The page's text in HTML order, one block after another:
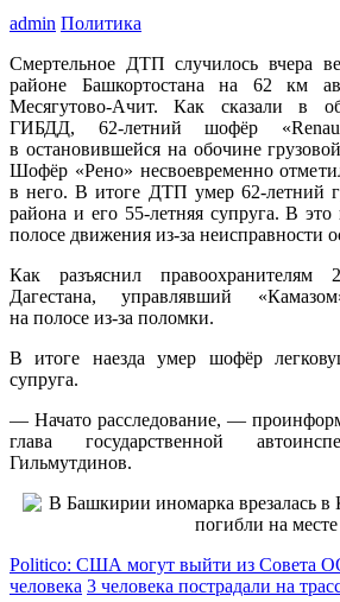
admin Политика
Смертельное ДТП случилось вчера
районе Башкортостана на 62 км
Месягутово-Ачит. Как сказали в
ГИБДД, 62-летний шофёр
в остановившейся на обочине
Шофёр «Рено» несвоевременно
в него. В итоге ДТП умер 62-летний
района и его 55-летняя супруга. В это
полосе движения из-за неисправности
Как разъяснил правоохранителям
Дагестана, управлявший
на полосе из-за поломки.
В итоге наезда умер шофёр
супруга.
— Начато расследование, —
глава государственной
Гильмутдинов.
Politico: США могут выйти из Совета
человека 3 человека пострадали на